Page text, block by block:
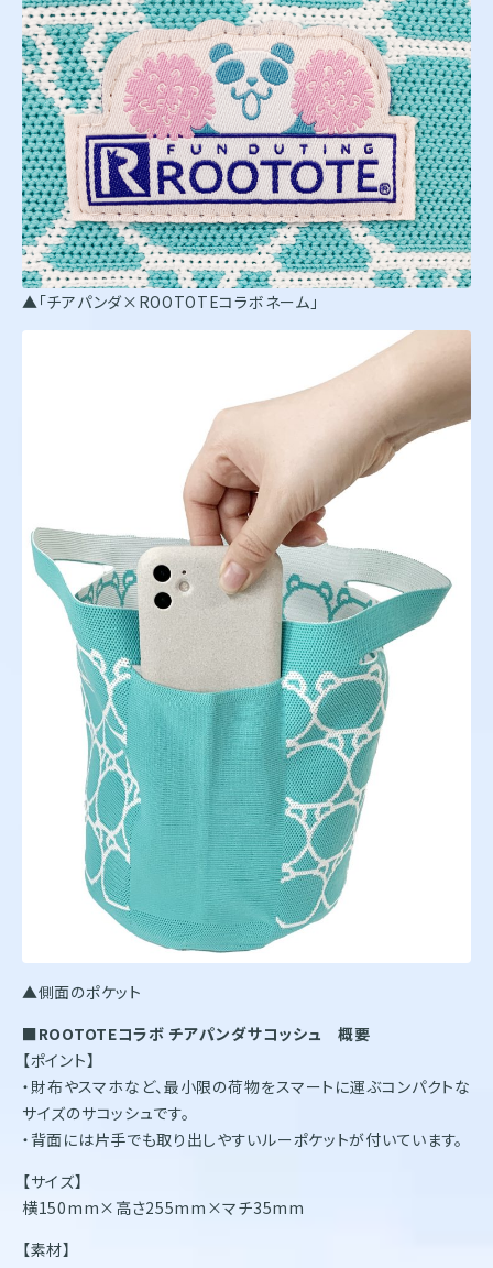
▲「チアパンダ×ROOTOTEコラボネーム」
▲側面のポケット
■ROOTOTEコラボ チアパンダサコッシュ 概要
【ポイント】
・財布やスマホなど、最小限の荷物をスマートに運ぶコンパクトな
サイズのサコッシュです。
・背面には片手でも取り出しやすいルーポケットが付いています。
【サイズ】
横150mm×高さ255mm×マチ35mm
【素材】